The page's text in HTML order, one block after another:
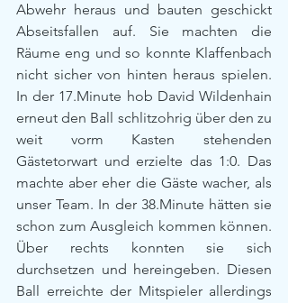
Abwehr heraus und bauten geschickt
Abseitsfallen auf. Sie machten die
Räume eng und so konnte Klaffenbach
nicht sicher von hinten heraus spielen.
In der 17.Minute hob David Wildenhain
erneut den Ball schlitzohrig über den zu
weit vorm Kasten stehenden
Gästetorwart und erzielte das 1:0. Das
machte aber eher die Gäste wacher, als
unser Team. In der 38.Minute hätten sie
schon zum Ausgleich kommen können.
Über rechts konnten sie sich
durchsetzen und hereingeben. Diesen
Ball erreichte der Mitspieler allerdings